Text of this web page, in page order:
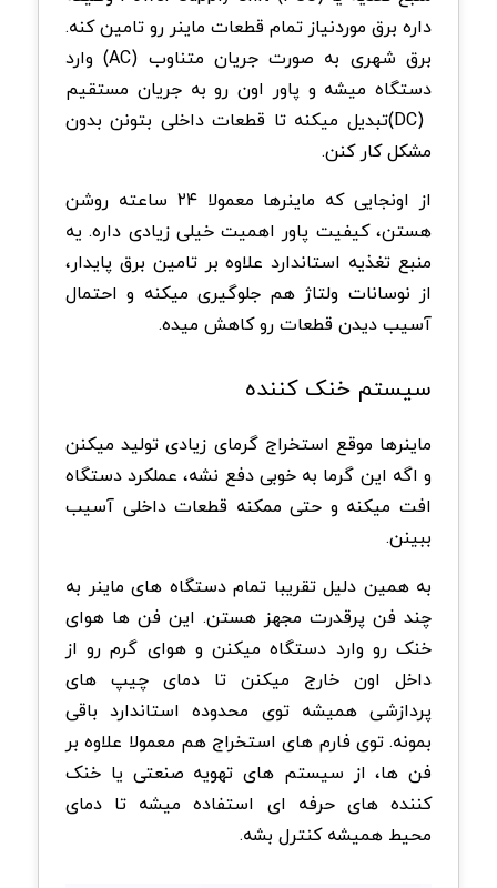
داره برق موردنیاز تمام قطعات ماینر رو تامین کنه.
برق شهری به صورت جریان متناوب (AC) وارد
دستگاه میشه و پاور اون رو به جریان مستقیم
(DC)تبدیل میکنه تا قطعات داخلی بتونن بدون
مشکل کار کنن.
از اونجایی که ماینرها معمولا ۲۴ ساعته روشن
هستن، کیفیت پاور اهمیت خیلی زیادی داره. یه
منبع تغذیه استاندارد علاوه بر تامین برق پایدار،
از نوسانات ولتاژ هم جلوگیری میکنه و احتمال
آسیب دیدن قطعات رو کاهش میده.
سیستم خنک کننده
ماینرها موقع استخراج گرمای زیادی تولید میکنن
و اگه این گرما به خوبی دفع نشه، عملکرد دستگاه
افت میکنه و حتی ممکنه قطعات داخلی آسیب
ببینن.
به همین دلیل تقریبا تمام دستگاه های ماینر به
چند فن پرقدرت مجهز هستن. این فن ها هوای
خنک رو وارد دستگاه میکنن و هوای گرم رو از
داخل اون خارج میکنن تا دمای چیپ های
پردازشی همیشه توی محدوده استاندارد باقی
بمونه.توی فارم های استخراج هم معمولا علاوه بر
فن ها، از سیستم های تهویه صنعتی یا خنک
کننده های حرفه ای استفاده میشه تا دمای
محیط همیشه کنترل بشه.